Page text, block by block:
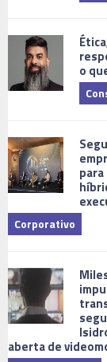
o
Corporativo
aberta de